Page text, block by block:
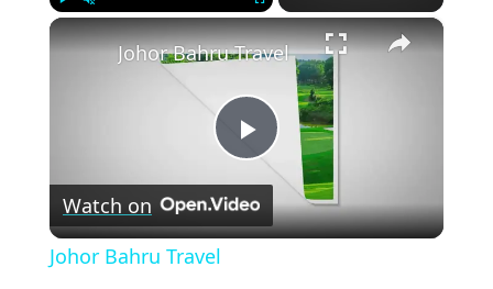
×
Play
Video
Johor Bahru Travel
Watch on
Johor Bahru Travel